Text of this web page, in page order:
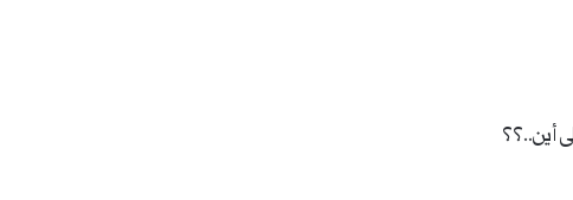
أين..؟؟